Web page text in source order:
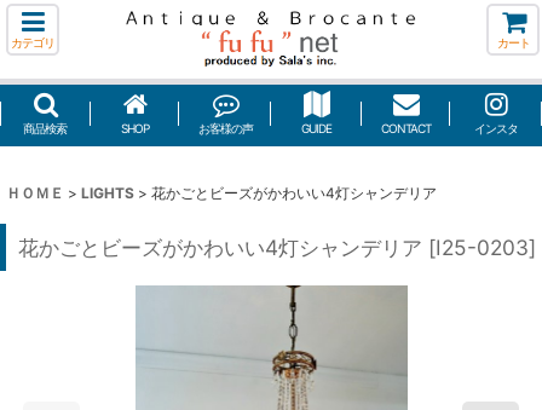
カテゴリ カート
商品検索 SHOP お客様の声 GUIDE CONTACT インスタ
ＨＯＭＥ > LIGHTS > 花かごとビーズがかわいい4灯シャンデリア
花かごとビーズがかわいい4灯シャンデリア [I25-0203]